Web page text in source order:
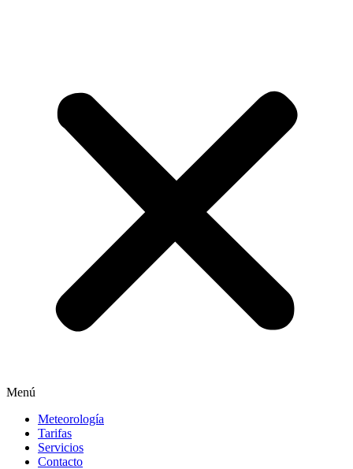
Menú
Meteorología
Tarifas
Servicios
Contacto